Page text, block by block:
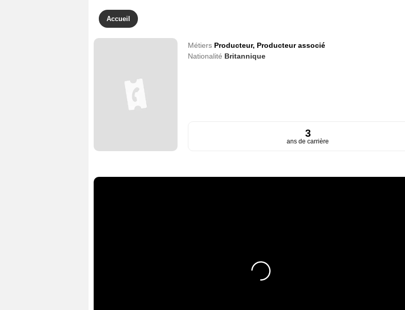
Accueil
Métiers Producteur, Producteur associé
Nationalité Britannique
3
ans de carrière